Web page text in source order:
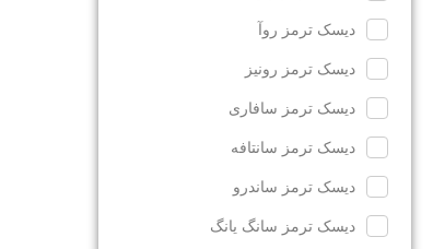
دیسک ترمز روآ
دیسک ترمز رونیز
دیسک ترمز سافاری
دیسک ترمز سانتافه
دیسک ترمز ساندرو
دیسک ترمز سانگ یانگ